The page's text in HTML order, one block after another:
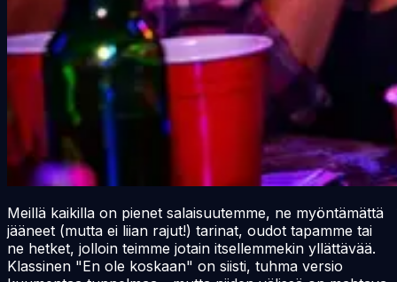
Meillä kaikilla on pienet salaisuutemme, ne myöntämättä
jääneet (mutta ei liian rajut!) tarinat, oudot tapamme tai
ne hetket, jolloin teimme jotain itsellemmekin yllättävää.
Klassinen "En ole koskaan" on siisti, tuhma versio